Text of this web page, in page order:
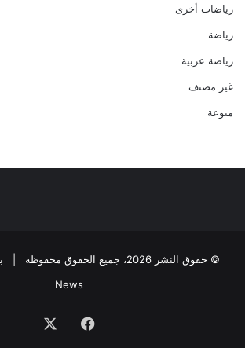
رياضات أخرى
رياضة
رياضة عربية
غير مصنف
منوعة
© حقوق النشر 2026، جميع الحقوق محفوظة |
News
فيسبوك